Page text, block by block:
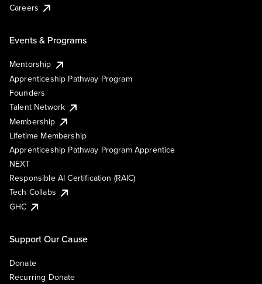
Careers
Events & Programs
Mentorship
Apprenticeship Pathway Program
Founders
Talent Network
Membership
Lifetime Membership
Apprenticeship Pathway Program Apprentice
NEXT
Responsible AI Certification (RAIC)
Tech Collabs
GHC
Support Our Cause
Donate
Recurring Donate